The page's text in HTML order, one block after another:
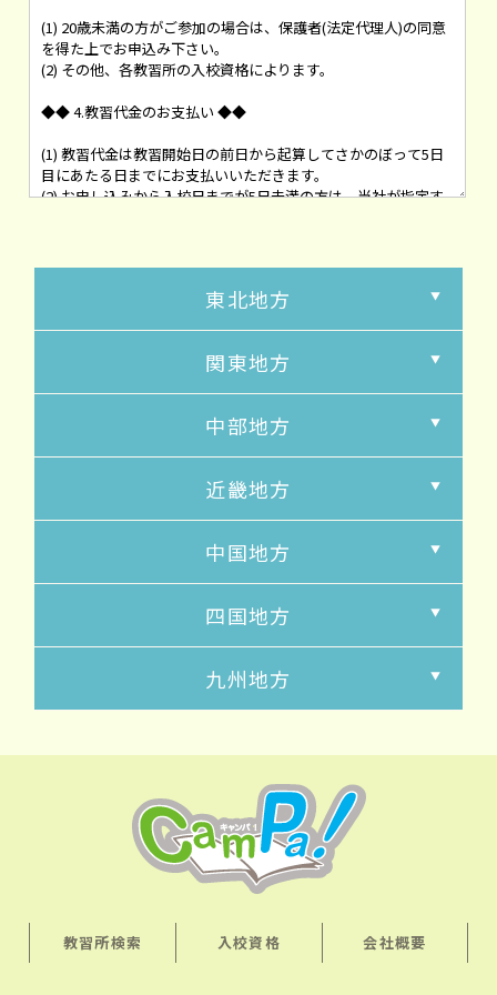
東北地方
関東地方
中部地方
近畿地方
中国地方
四国地方
九州地方
教習所検索 入校資格 会社概要